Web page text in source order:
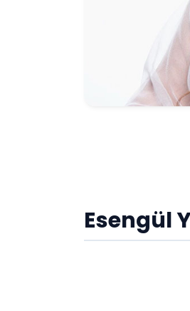
Esengül